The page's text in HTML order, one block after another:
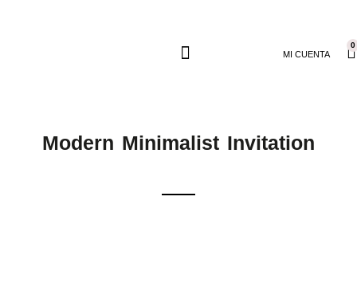
MI CUENTA
0
Modern Minimalist Invitation